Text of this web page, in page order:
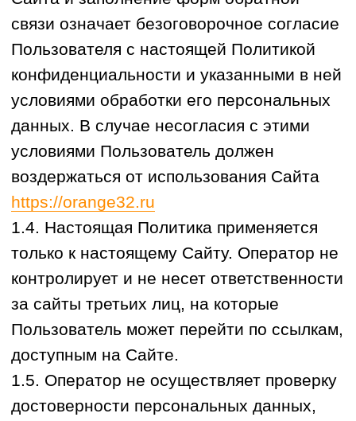
за сайты третьих лиц, на которые
Пользователь может перейти по ссылкам,
доступным на Сайте.
достоверности персональных данных,
предоставляемых Пользователями, но
при этом исходит из того, что такие
данные являются достоверными и
поддерживаются Пользователем в
актуальном состоянии.
Федерального закона от 27.07.2006 N
152-ФЗ «О персональных данных»,
используются в настоящей Политике с
аналогичным значением.
1.7. В настоящей Политике также
используются следующие термины:
посещающее Сайт и использующее
информацию, материалы и продукты
сайта
https://orange32.ru
. Пользователь
Сайта является субъектом персональных
данных по смыслу Федерального закона